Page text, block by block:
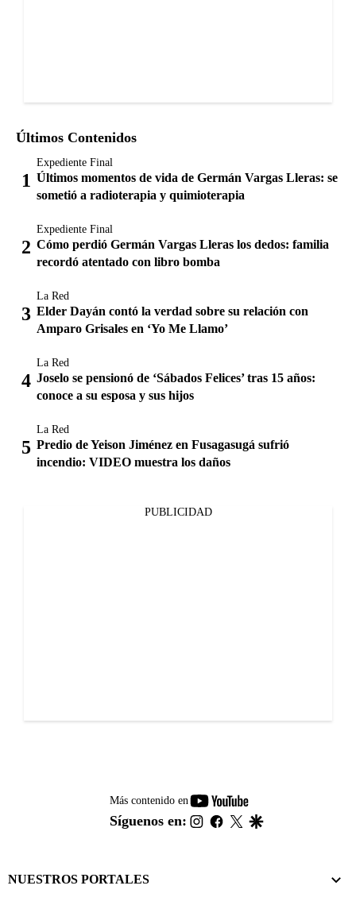
Últimos Contenidos
Expediente Final
Últimos momentos de vida de Germán Vargas Lleras: se
sometió a radioterapia y quimioterapia
Expediente Final
Cómo perdió Germán Vargas Lleras los dedos: familia
recordó atentado con libro bomba
La Red
Elder Dayán contó la verdad sobre su relación con
Amparo Grisales en ‘Yo Me Llamo’
La Red
Joselo se pensionó de ‘Sábados Felices’ tras 15 años:
conoce a su esposa y sus hijos
La Red
Predio de Yeison Jiménez en Fusagasugá sufrió
incendio: VIDEO muestra los daños
PUBLICIDAD
Más contenido en
youtube-
footer
Síguenos en: instagram
facebook
twitter
NUESTROS PORTALES